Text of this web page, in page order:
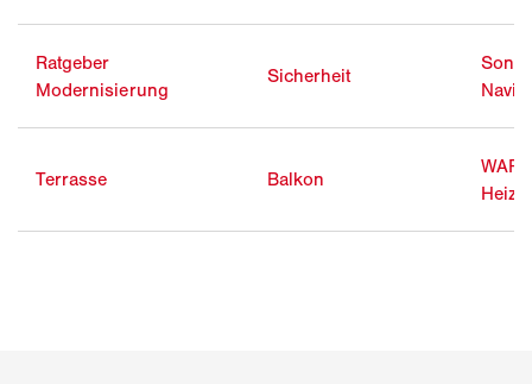
Ratgeber
Modernisierung
Sicherheit
Terrasse Balkon